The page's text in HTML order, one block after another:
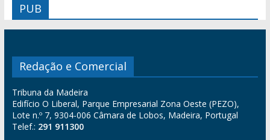
PUB
Redação e Comercial
Tribuna da Madeira
Edifício O Liberal, Parque Empresarial Zona Oeste (PEZO),
Lote n.º 7, 9304-006 Câmara de Lobos, Madeira, Portugal
Telef.: 291 911300